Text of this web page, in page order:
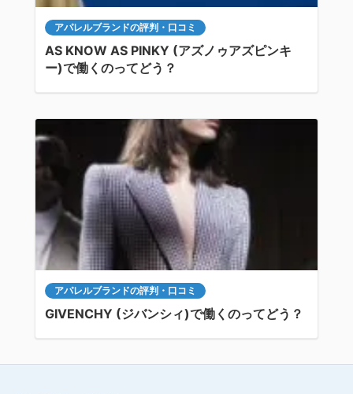
アパレルブランドの評判・口コミ
AS KNOW AS PINKY (アズノゥアズピンキ
ー)で働くのってどう？
アパレルブランドの評判・口コミ
GIVENCHY (ジバンシィ)で働くのってどう？